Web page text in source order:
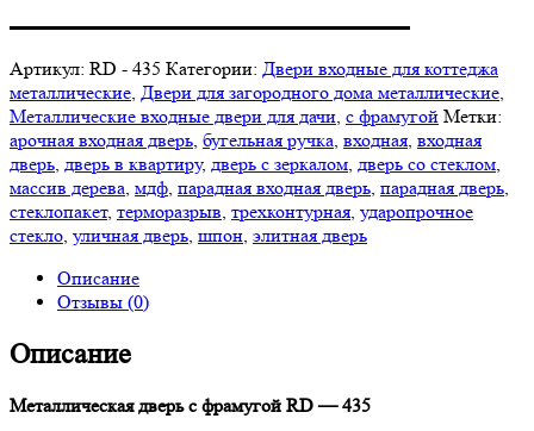
▬▬▬▬▬▬▬▬▬▬▬▬▬▬▬▬▬▬▬▬▬
Артикул: RD - 435 Категории: Двери входные для коттеджа
металлические Двери для загородного дома металлические
Металлические входные двери для дачи с фрамугой Метки:
арочная входная дверь бугельная ручка входная входная
дверь дверь в квартиру, дверь с зеркалом дверь со стеклом
массив дерева мдф парадная входная дверь парадная дверь
стеклопакет, терморазрыв трехконтурная ударопрочное
стекло уличная дверь шпон элитная дверь
Описание
Отзывы (0)
Описание
Металлическая дверь с фрамугой RD — 435